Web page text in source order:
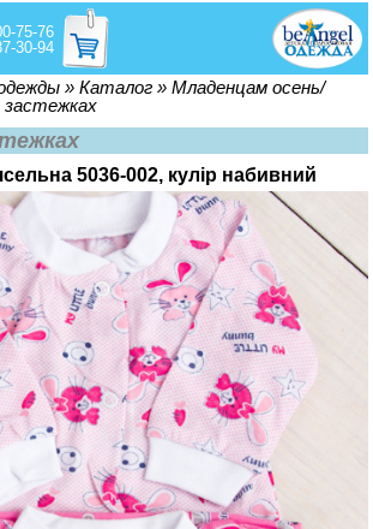
75-76
30-94
» Каталог » Младенцам осень/
5036-002, кулір набивний